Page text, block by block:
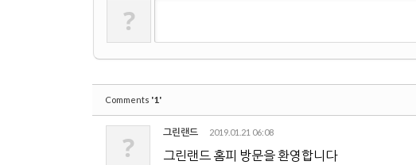
?
Comments '1'
? 그린랜드 2019.01.21 06:08
그린랜드 홈피 방문을 환영합니다